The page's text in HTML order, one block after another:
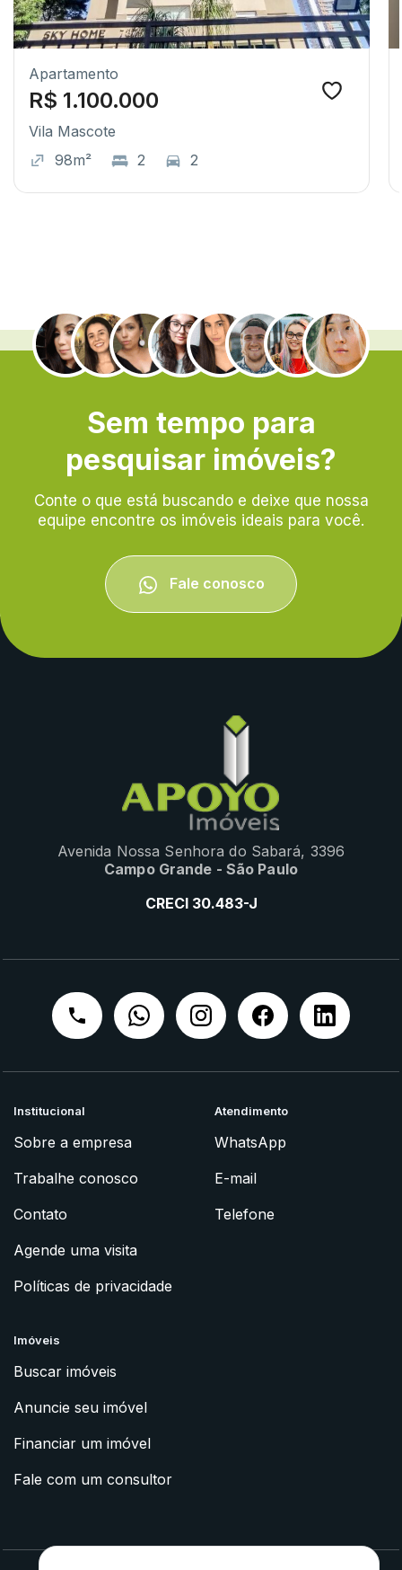
Apartamento
R$ 1.100.000
Vila Mascote
98m²
2 2
.
Sem tempo para
pesquisar imóveis?
Conte o que está buscando e deixe que nossa
equipe encontre os imóveis ideais para você.
Fale conosco
Avenida Nossa Senhora do Sabará, 3396
Campo Grande - São Paulo
CRECI 30.483-J
Institucional
Sobre a empresa
Trabalhe conosco
Contato
Agende uma visita
Políticas de privacidade
Atendimento
WhatsApp
E-mail
Telefone
Imóveis
Buscar imóveis
Anuncie seu imóvel
Financiar um imóvel
Fale com um consultor